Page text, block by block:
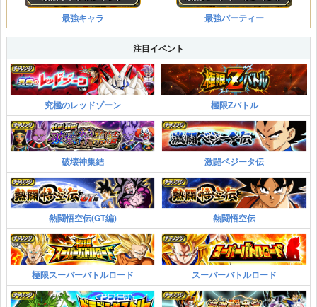
最強キャラ 最強パーティー
注目イベント
究極のレッドゾーン 極限Zバトル
破壊神集結 激闘ベジータ伝
熱闘悟空伝(GT編) 熱闘悟空伝
極限スーパーバトルロード スーパーバトルロード